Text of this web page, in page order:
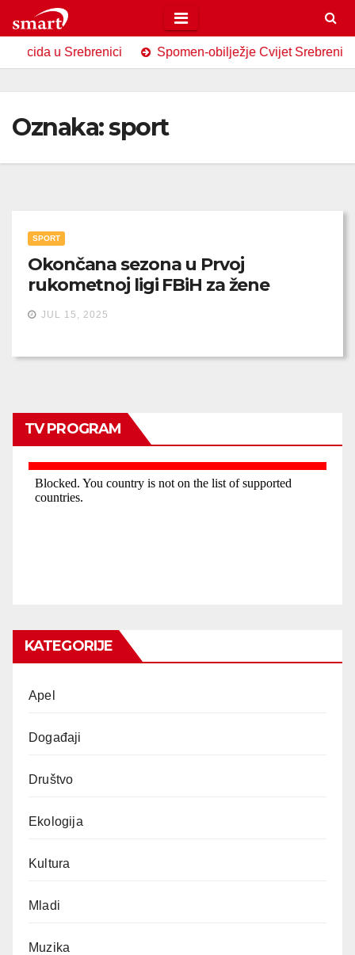
to
contentu Srebrenici Spomen-obilježje Cvijet Srebrenice u
Oznaka:sport
SPORT
Okončana sezona u Prvoj
rukometnoj ligi FBiH za žene
JUL 15, 2025
TV PROGRAM
KATEGORIJE
Apel
Događaji
Društvo
Ekologija
Kultura
Mladi
Muzika